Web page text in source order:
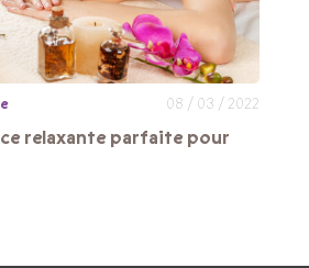
08 / 03 / 2022
relaxante parfaite pour